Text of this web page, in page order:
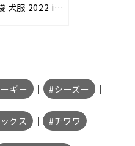
【 福袋 犬服 2022 idog 】おでかけにオススメの秋服3枚セットのお得な福袋販売中!!
ギー ｜ シーズー ｜
クス ｜ チワワ ｜